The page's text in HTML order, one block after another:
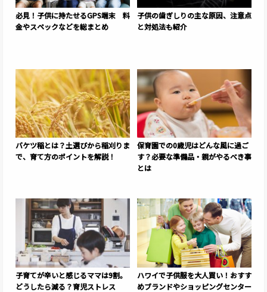
必見！子供に持たせるGPS端末 料
金やスペックなどを総まとめ
子供の歯ぎしりの主な原因、注意点
と対処法も紹介
バケツ稲とは？土選びから稲刈りま
で、育て方のポイントを解説！
保育園での0歳児はどんな風に過ご
す？必要な準備品・親がやるべき事
とは
子育てが辛いと感じるママは9割。
どうしたら減る？育児ストレス
ハワイで子供服を大人買い！おすす
めブランドやショッピングセンター